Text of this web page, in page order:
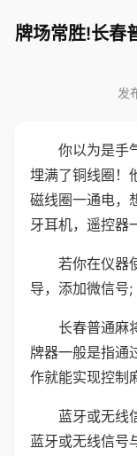
牌场常胜!长春
发
你以为是手
埋满了铜线圈！
磁线圈一通电，
牙耳机，遥控器
若你在仪器
导，添加微信号;
长春普通麻
牌器一般是指通
作就能实现控制
蓝牙或无线
蓝牙或无线信号